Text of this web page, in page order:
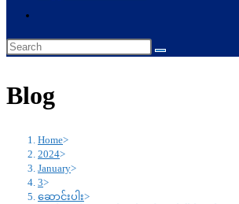
Blog
Home>
2024>
January>
3>
ဆောင်းပါး>